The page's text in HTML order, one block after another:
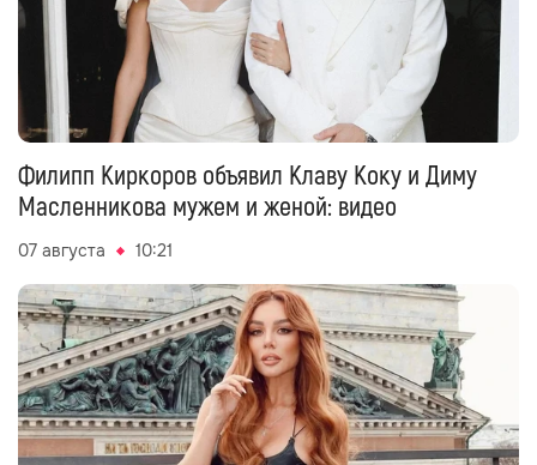
Филипп Киркоров объявил Клаву Коку и Диму
Масленникова мужем и женой: видео
07 августа 10:21